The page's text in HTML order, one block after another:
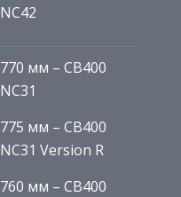
NC42
770 мм – CB400
NC31
775 мм – CB400
NC31 Version R
760 мм – CB400